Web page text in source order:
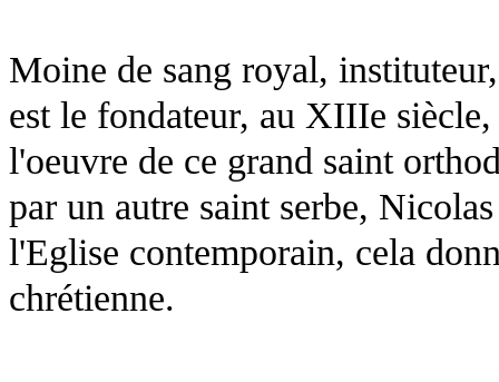
Moine de sang royal,
est le fondateur, au XIIIe
l'oeuvre de ce grand saint
par un autre saint serbe,
l'Eglise contemporain, cela
chrétienne.